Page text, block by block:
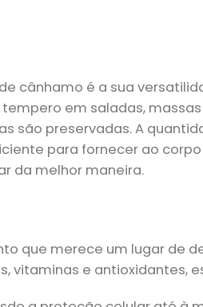
cânhamo é a sua
em saladas,
são preservadas. A
para fornecer ao
da melhor maneira.
que merece um lugar de
vitaminas e antioxidantes,